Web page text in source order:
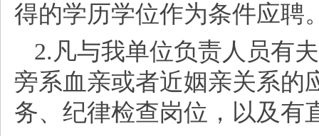
得的学历学位作为条件应聘
2.凡与我单位负责人员有
旁系血亲或者近姻亲关系的
务、纪律检查岗位，以及有